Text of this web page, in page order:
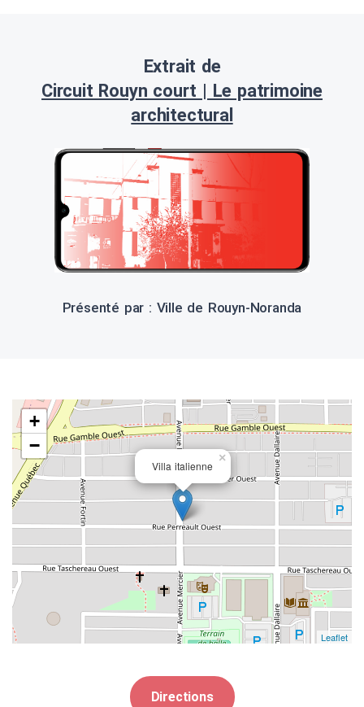
Extrait de
Circuit Rouyn court | Le patrimoine
architectural
Présenté par : Ville de Rouyn-Noranda
Villa italienne
×
+
−
Leaflet
Directions